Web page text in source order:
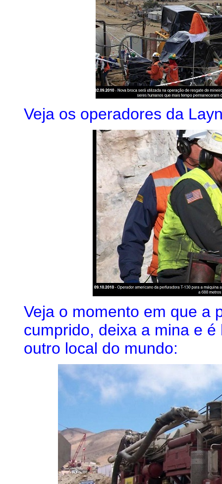
Veja os operadores da
Veja o momento em que a
cumprido, deixa a mina e
outro local do mundo: